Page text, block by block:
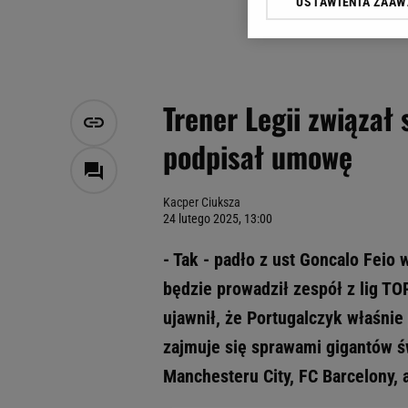
Trener Legii
podpisał umowę
Kacper Ciuksza
24 lutego 2025, 13:00
- Tak - padło z ust Goncalo
będzie prowadził zespół z lig
ujawnił, że Portugalczyk
zajmuje się sprawami gigantów
Manchesteru City, FC
Klikając „Akceptuję”
Zaufanych Partnerów i
My, nasi Zaufani
Użycie dokładnych
Przechowywanie
badnie odbiorców i